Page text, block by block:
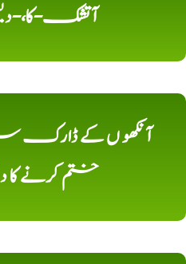
آتشک-کا،-
آنکھو ں کے ڈارک
ختم کرنے کا